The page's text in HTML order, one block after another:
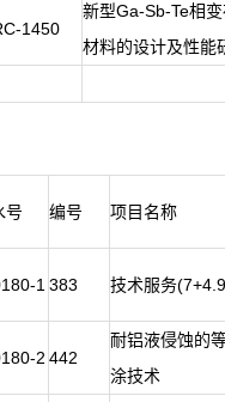
1450
新型Ga-Sb-Te相
材料的设计及性能
号 编号 项目名称
1 383 技术服务
2 442
耐铝液侵蚀的
涂技术